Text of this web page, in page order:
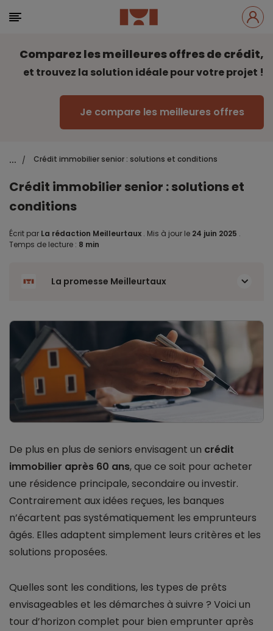
Comparez les meilleures offres de crédit,
et trouvez la solution idéale pour votre projet !
Je compare les meilleures offres
... / Crédit immobilier senior : solutions et conditions
Crédit immobilier senior : solutions et
conditions
Écrit par La rédaction Meilleurtaux . Mis à jour le 24 juin 2025 .
Temps de lecture : 8 min
La promesse Meilleurtaux
De plus en plus de seniors envisagent un crédit
immobilier après 60 ans, que ce soit pour acheter
une résidence principale, secondaire ou investir.
Contrairement aux idées reçues, les banques
n’écartent pas systématiquement les emprunteurs
âgés. Elles adaptent simplement leurs critères et les
solutions proposées.
Quelles sont les conditions, les types de prêts
envisageables et les démarches à suivre ? Voici un
tour d’horizon complet pour bien emprunter après